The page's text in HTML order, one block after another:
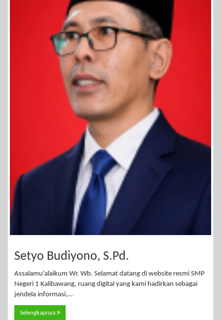
Setyo Budiyono, S.Pd.
Assalamu'alaikum Wr. Wb. Selamat datang di website resmi SMP
Negeri 1 Kalibawang, ruang digital yang kami hadirkan sebagai
jendela informasi,…
Selengkapnya